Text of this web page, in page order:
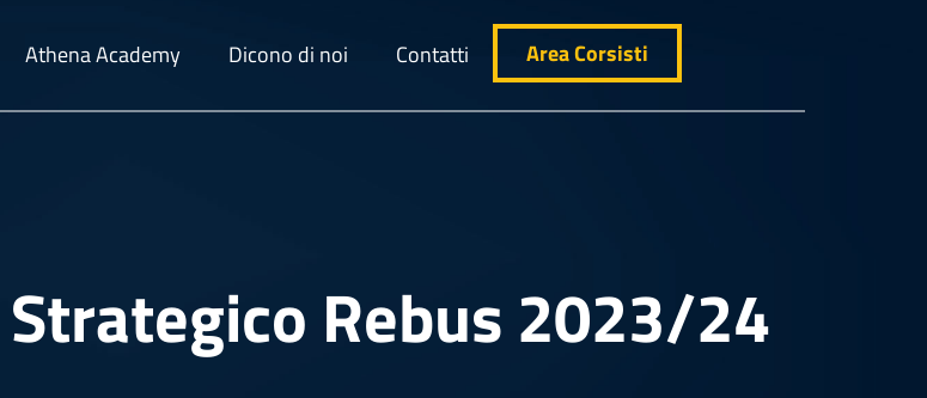
Athena Academy Dicono di noi Contatti Area Corsisti
Rebus 2023/24